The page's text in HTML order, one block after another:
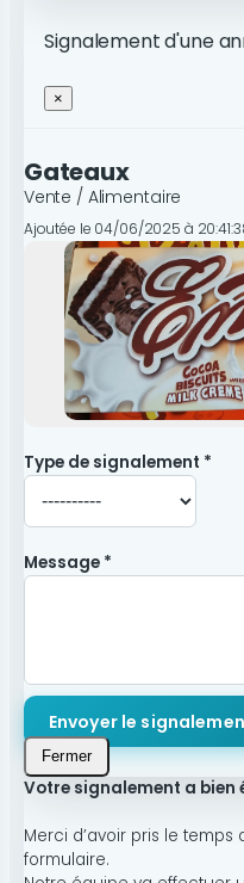
Signalement d'une
×
Gateaux
Vente / Alimentaire
Ajoutée le 04/06/2025 à
Type de signalement *
Message *
Envoyer le
Fermer
Votre signalement a bien
Merci d’avoir pris le
formulaire.